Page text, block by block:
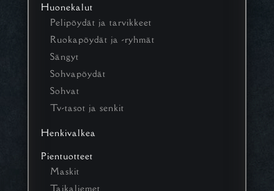
Huonekalut
Pelipöydät ja tarvikkeet
Ruokapöydät ja -ryhmät
Sängyt
Sohvapöydät
Sohvat
Tv-tasot ja senkit
Henkivalkea
Pientuotteet
Maskit
Taikaliemet